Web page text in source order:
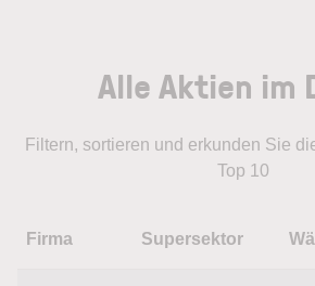
Alle Aktien im
Filtern, sortieren und erkunden Sie
Top 10
Firma Supersektor